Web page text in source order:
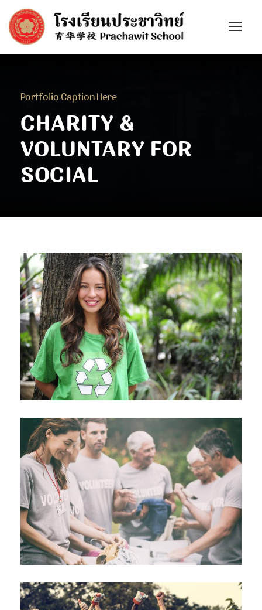
Portfolio Caption Here
CHARITY &
VOLUNTARY FOR
SOCIAL